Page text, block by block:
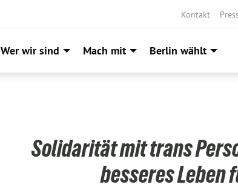
Kontakt
Wer wir sind Mach mit Berlin wählt
Solidarität mit trans
besseres Leben